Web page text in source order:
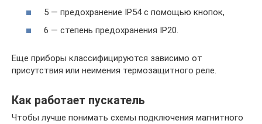
5 — предохранение IP54 с помощью кнопок,
6 — степень предохранения IP20.
Еще приборы классифицируются зависимо от
присутствия или неимения термозащитного реле.
Как работает пускатель
Чтобы лучше понимать схемы подключения магнитного